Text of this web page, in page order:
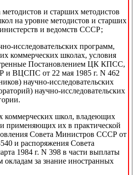
методистов и старших методистов
на уровне методистов и старших
и ведомств СССР;
исследовательских программ,
коммерческих школах, условия
Постановлением ЦК КПСС,
и ВЦСПС от 22 мая 1985 г. N 462
научно-исследовательских
научно-исследовательских
коммерческих школ, владеющих
применяющих их в практической
Совета Министров СССР от
и распоряжения Совета
1984 г. N 398 в части выплаты
за знание иностранных